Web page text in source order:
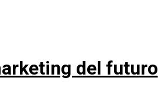
del futuro